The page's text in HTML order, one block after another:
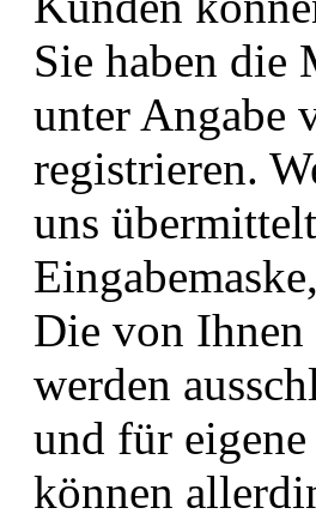
Sie haben die
unter Angabe
registrieren.
uns
Die von Ihnen
werden
und für
können